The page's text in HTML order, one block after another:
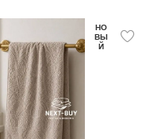
НО
ВЫ
Й